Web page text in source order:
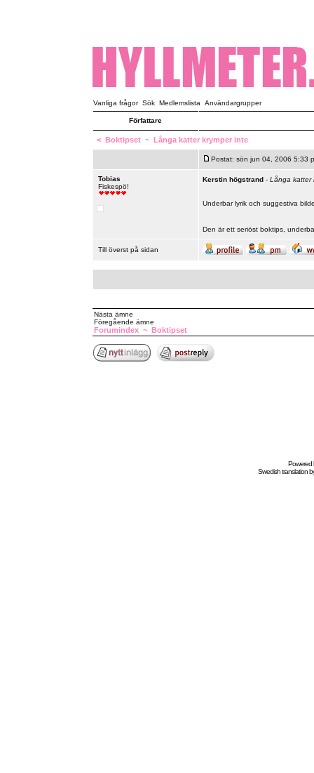
Vanliga frågor Sök Medlemslista Användargrupper
Författare
< Boktipset~ Långa katter krymper inte
Postat: sön jun 04, 2006 5:33
Tobias
Fiskespö!
Kerstin högstrand- Långa katter
Underbar lyrik och suggestiva
Den är ett seriöst boktips,
Till överst på sidan
Nästa ämne
Föregående ämne
Forumindex~ Boktipset
Powered
Swedishtranslation